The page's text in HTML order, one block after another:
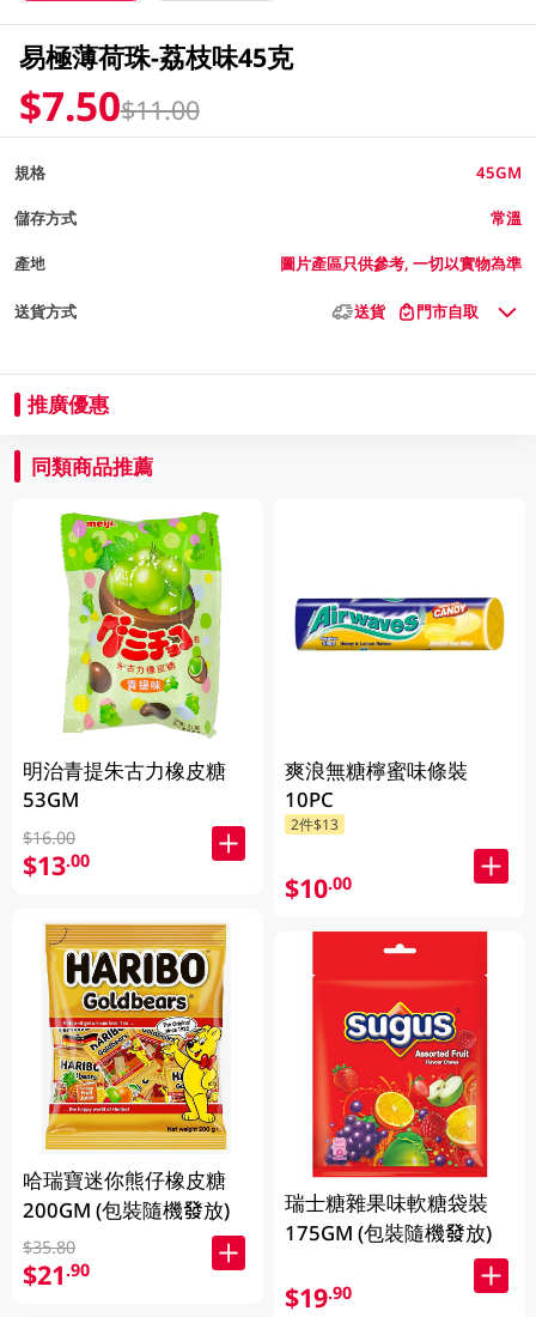
易極薄荷珠-荔枝味45克
$7.50$11.00
規格 45GM
儲存方式 常溫
產地 圖片產區只供參考, 一切以實物為準
送貨方式 送貨 門市自取
推廣優惠
同類商品推薦
明治青提朱古力橡皮糖
53GM
$16.00
$13.00
哈瑞寶迷你熊仔橡皮糖
200GM (包裝隨機發放)
$35.80
$21.90
爽浪無糖檸蜜味條裝
10PC
2件$13
$10.00
瑞士糖雜果味軟糖袋裝
175GM (包裝隨機發放)
$19.90